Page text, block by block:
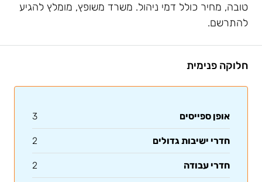
טובה, מחיר כולל דמי ניהול. משרד משופץ, מומלץ להגיע
להתרשם.
חלוקה פנימית
אופן ספייסים 3
חדרי ישיבות גדולים 2
חדרי עבודה 2